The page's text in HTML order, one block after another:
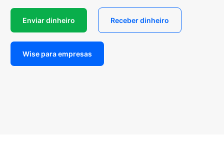
Enviar dinheiro Receber dinheiro
Wise para empresas